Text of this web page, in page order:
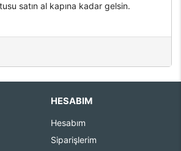
satın al kapına kadar gelsin.
HESABIM
Hesabım
Siparişlerim